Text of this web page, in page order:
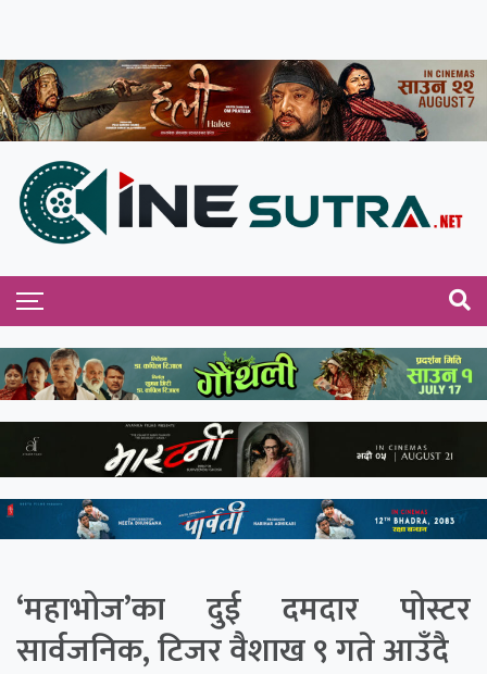
‘महाभोज’का दुई दमदार पोस्टर
सार्वजनिक, टिजर वैशाख ९ गते आउँदै